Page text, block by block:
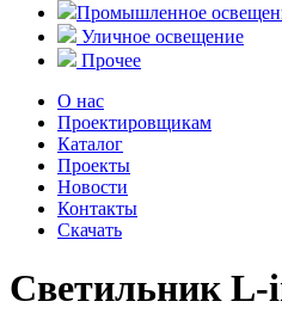
Промышленное
Уличное освещение
Прочее
О нас
Проектировщикам
Каталог
Проекты
Новости
Контакты
Скачать
Светильник L-